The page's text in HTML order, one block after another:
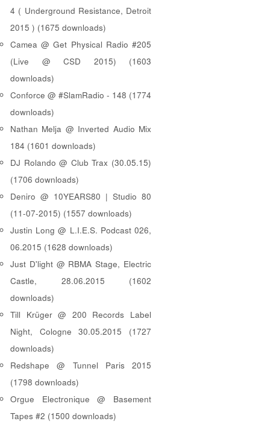
4 ( Underground Resistance, Detroit
2015 ) (1675 downloads)
Camea @ Get Physical Radio #205
(Live @ CSD 2015) (1603
downloads)
Conforce @ #SlamRadio - 148 (1774
downloads)
Nathan Melja @ Inverted Audio Mix
184 (1601 downloads)
DJ Rolando @ Club Trax (30.05.15)
(1706 downloads)
Deniro @ 10YEARS80 | Studio 80
(11-07-2015) (1557 downloads)
Justin Long @ L.I.E.S. Podcast 026,
06.2015 (1628 downloads)
Just D'light @ RBMA Stage, Electric
Castle, 28.06.2015 (1602
downloads)
Till Krüger @ 200 Records Label
Night, Cologne 30.05.2015 (1727
downloads)
Redshape @ Tunnel Paris 2015
(1798 downloads)
Orgue Electronique @ Basement
Tapes #2 (1500 downloads)